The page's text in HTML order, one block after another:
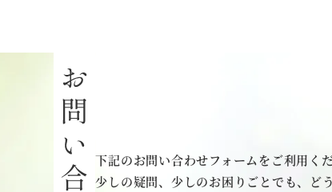
下記のお問い合わせフォームをご利用くだ
少しの疑問、少しのお困りごとでも、ど